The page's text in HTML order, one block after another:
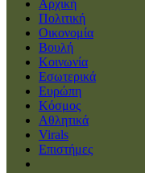
Αρχική
Πολιτική
Οικονομία
Βουλή
Κοινωνία
Εσωτερικά
Ευρώπη
Κόσμος
Αθλητικά
Virals
Επιστήμες